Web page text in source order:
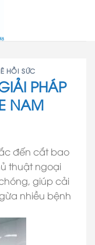
HỒI SỨC
PHÁP
NAM
đến cắt bao
thuật ngoại
giúp cải
nhiều bệnh